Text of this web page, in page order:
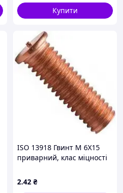
Купити
ISO 13918 Гвинт М 6Х15
приварний, клас міцності
2.42 ₴